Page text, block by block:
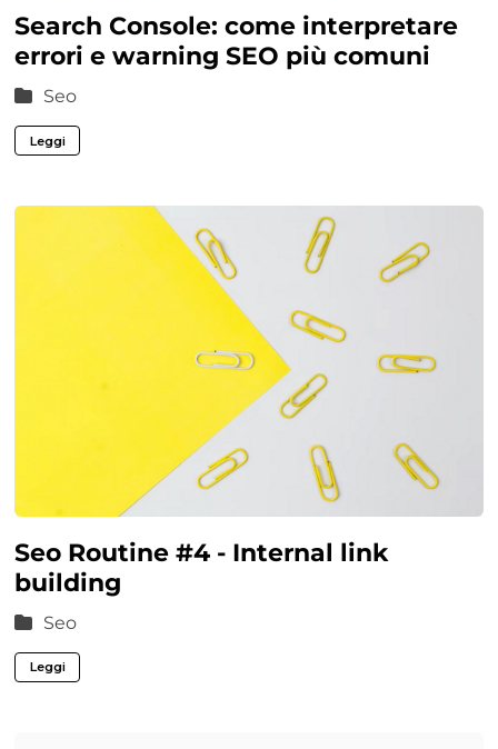
Search Console: come interpretare
errori e warning SEO più comuni
Seo
Leggi
Seo Routine #4 - Internal link
building
Seo
Leggi